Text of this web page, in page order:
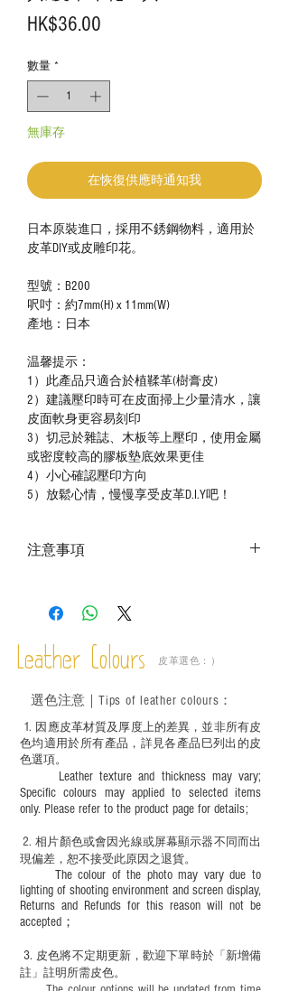
HK$36.00
數量 *
無庫存
在恢復供應時通知我
日本原裝進口，採用不銹鋼物料，適用於
皮革DIY或皮雕印花。
型號：B200
呎吋：約7mm(H) x 11mm(W)
產地：日本
温馨提示：
1）此產品只適合於植鞣革(樹膏皮)
2）建議壓印時可在皮面掃上少量清水，讓
皮面軟身更容易刻印
3）切忌於雜誌、木板等上壓印，使用金屬
或密度較高的膠板墊底效果更佳
4）小心確認壓印方向
5）放鬆心情，慢慢享受皮革D.I.Y吧！
注意事項
－ 此產品含有細小配件、尖銳物件，恕不
必須由成年人陪同下使用並應小心處理。
Leather Colours 皮革選色：）
1. ​ 因應皮革材質及厚度上的差異，並非所有皮
色均適用於所有產品，詳見各產品巳列出的皮
色選項。
Leather texture and thickness may vary;
Specific colours may applied to selected items
only. Please refer to the product page for details;
​2.相片顏色或會因光線或屏幕顯示器不同而出
現偏差，恕不接受此原因之退貨。
The colour of the photo may vary due to
lighting of shooting environment and screen display,
Returns and Refunds for this reason will not be
accepted；
3. 皮色將不定期更新，歡迎下單時於「新增備
註」註明 所需皮色。
選色注意｜ Tips of leather colours ：